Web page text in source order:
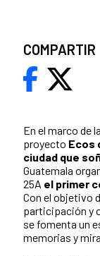
En el marco de
proyecto Ecos
ciudad que
Guatemala
25A el primer
Con el objetivo
participación y
se fomenta un
memorias y
COMPARTIR